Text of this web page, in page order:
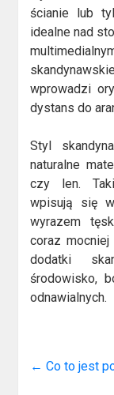
ścianie lub
idealne nad
wprowadzi
dystans do
Styl
naturalne
czy len.
wpisują się
wyrazem
coraz
dodatki
środowisko,
odnawialnych.
← Co to jest